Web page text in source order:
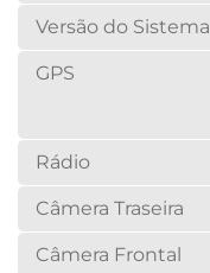
Versão do Sistema
GPS
Rádio
Câmera Traseira
Câmera Frontal